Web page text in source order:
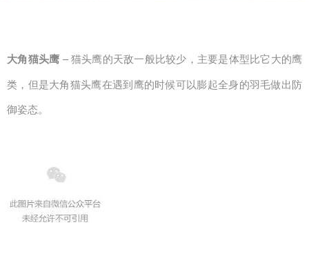
大角猫头鹰 – 猫头鹰的天敌一般比较少，主要是体型比它大的鹰
类，但是大角猫头鹰在遇到鹰的时候可以膨起全身的羽毛做出防
御姿态。